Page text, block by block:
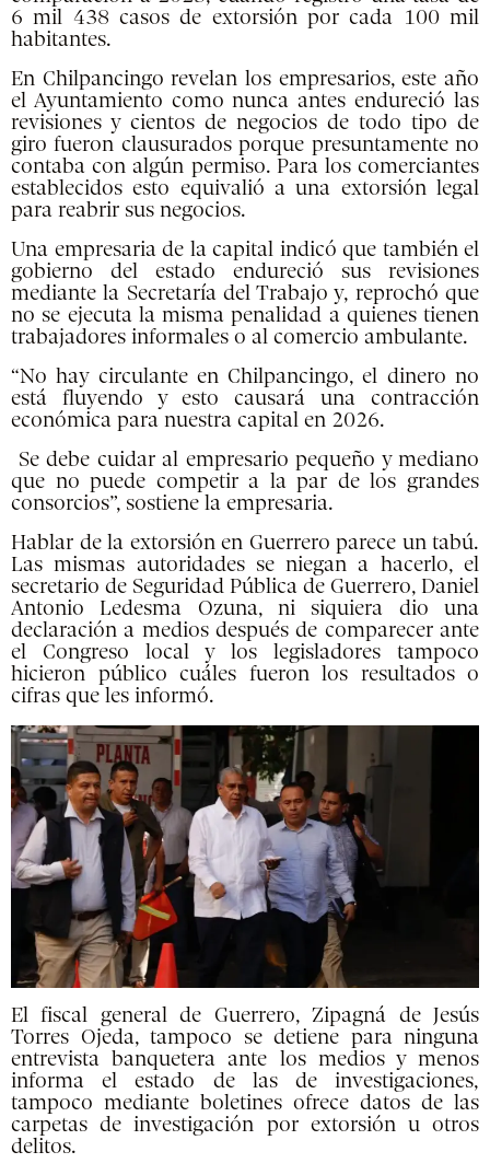
6 mil 438 casos de extorsión por cada 100 mil
habitantes.
En Chilpancingo revelan los empresarios, este año
el Ayuntamiento como nunca antes endureció las
revisiones y cientos de negocios de todo tipo de
giro fueron clausurados porque presuntamente no
contaba con algún permiso. Para los comerciantes
establecidos esto equivalió a una extorsión legal
para reabrir sus negocios.
Una empresaria de la capital indicó que también el
gobierno del estado endureció sus revisiones
mediante la Secretaría del Trabajo y, reprochó que
no se ejecuta la misma penalidad a quienes tienen
trabajadores informales o al comercio ambulante.
“No hay circulante en Chilpancingo, el dinero no
está fluyendo y esto causará una contracción
económica para nuestra capital en 2026.
Se debe cuidar al empresario pequeño y mediano
que no puede competir a la par de los grandes
consorcios”, sostiene la empresaria.
Hablar de la extorsión en Guerrero parece un tabú.
Las mismas autoridades se niegan a hacerlo, el
secretario de Seguridad Pública de Guerrero, Daniel
Antonio Ledesma Ozuna, ni siquiera dio una
declaración a medios después de comparecer ante
el Congreso local y los legisladores tampoco
hicieron público cuáles fueron los resultados o
cifras que les informó.
El fiscal general de Guerrero, Zipagná de Jesús
Torres Ojeda, tampoco se detiene para ninguna
entrevista banquetera ante los medios y menos
informa el estado de las de investigaciones,
tampoco mediante boletines ofrece datos de las
carpetas de investigación por extorsión u otros
delitos.